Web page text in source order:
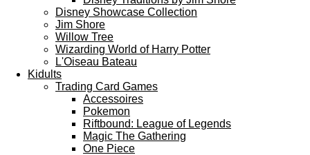
Disney Showcase Collection
Jim Shore
Willow Tree
Wizarding World of Harry Potter
L'Oiseau Bateau
Kidults
Trading Card Games
Accessoires
Pokemon
Riftbound: League of Legends
Magic The Gathering
One Piece